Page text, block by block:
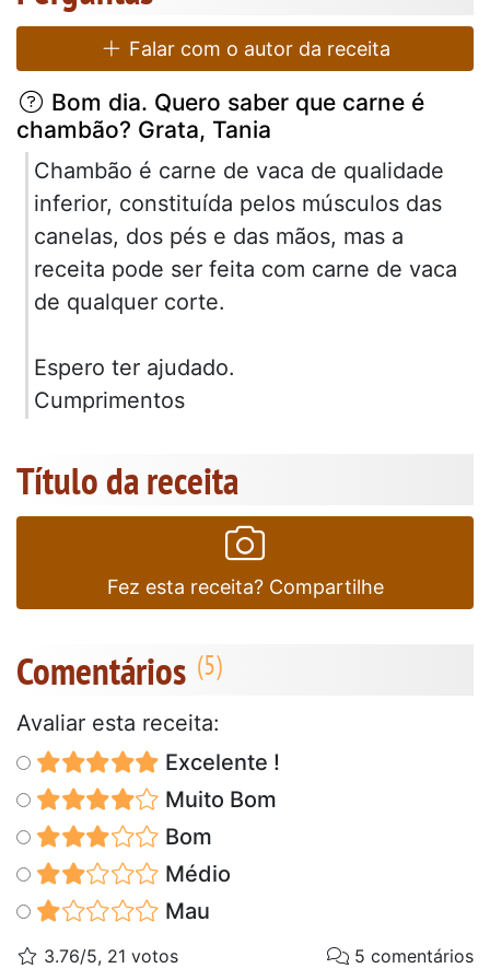
Falar com o autor da receita
Bom dia. Quero saber que carne é
chambão? Grata, Tania
Chambão é carne de vaca de qualidade
inferior, constituída pelos músculos das
canelas, dos pés e das mãos, mas a
receita pode ser feita com carne de vaca
de qualquer corte.
Espero ter ajudado.
Cumprimentos
Título da receita
Fez esta receita? Compartilhe
Comentários
Avaliar esta receita:
Excelente !
Muito Bom
Bom
Médio
Mau
3.76/5, 21 votos 5 comentários